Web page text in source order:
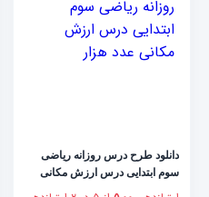
دانلود طرح درس روزانه ریاضی
سوم ابتدایی درس ارزش مکانی
عدد هزار